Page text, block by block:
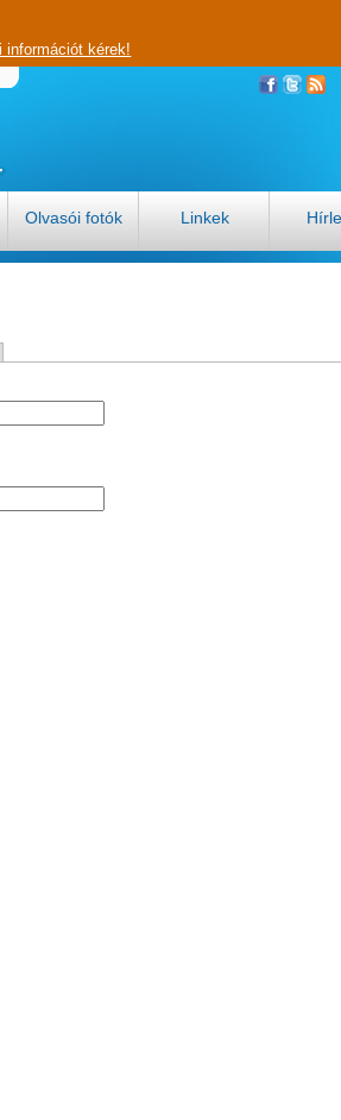
információt kérek!
Olvasói fotók Linkek